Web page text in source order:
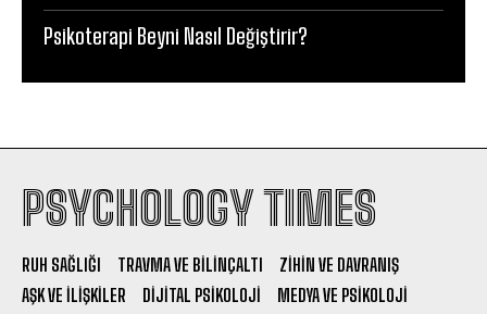
Psikoterapi Beyni Nasıl Değiştirir?
PSYCHOLOGY TIMES
RUH SAĞLIĞI TRAVMA VE BILINÇALTI
ZIHIN VE DAVRANIŞ
AŞK VE İLIŞKILER
DIJITAL PSIKOLOJI
MEDYA VE PSIKOLOJI